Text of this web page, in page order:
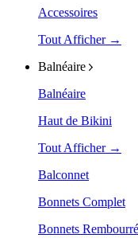
Accessoires
Tout Afficher →
Balnéaire
Balnéaire
Haut de Bikini
Tout Afficher →
Balconnet
Bonnets Complet
Bonnets Rembourré